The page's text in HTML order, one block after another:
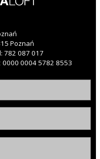
Poznań
782 087 017
0000 0004 5782 8553